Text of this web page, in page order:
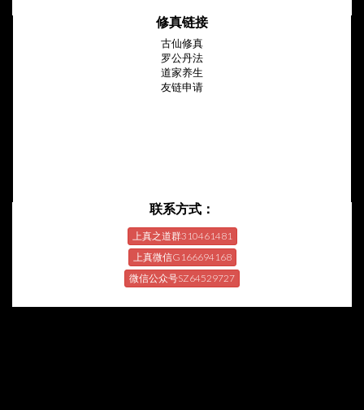
修真链接
古仙修真
罗公丹法
道家养生
友链申请
联系方式：
上真之道群310461481
上真微信G166694168
微信公众号SZ64529727